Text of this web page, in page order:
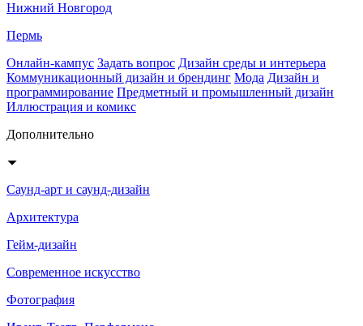
Нижний Новгород
Пермь
Онлайн-кампус Задать вопрос Дизайн среды и интерьера
Коммуникационный дизайн и брендинг Мода Дизайн и
программирование Предметный и промышленный дизайн
Иллюстрация и комикс
Дополнительно
Саунд-арт и саунд-дизайн
Архитектура
Гейм-дизайн
Современное искусство
Фотография